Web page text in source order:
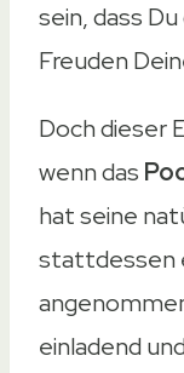
sein, dass
Freuden
Doch dieser
wenn das
hat seine
stattdessen
einladend